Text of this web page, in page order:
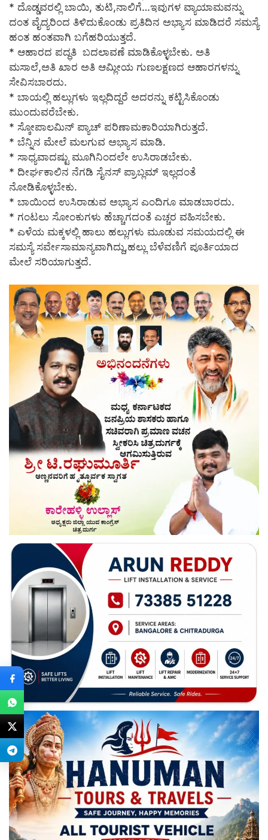
* ದೊಡ್ಡವರಲ್ಲಿ ಬಾಯಿ, ತುಟಿ,ನಾಲಿಗೆ…ಇವುಗಳ ವ್ಯಾಯಾಮವನ್ನು
ದಂತ ವೈದ್ಯರಿಂದ ತಿಳಿದುಕೊಂಡು ಪ್ರತಿದಿನ ಅಭ್ಯಾಸ ಮಾಡಿದರೆ ಸಮಸ್ಯೆ
ಹಂತ ಹಂತವಾಗಿ ಬಗೆಹರಿಯುತ್ತದೆ.
* ಆಹಾರದ ಪದ್ಧತಿ ಬದಲಾವಣೆ ಮಾಡಿಕೊಳ್ಳಬೇಕು. ಅತಿ
ಮಸಾಲೆ,ಅತಿ ಖಾರ ಅತಿ ಆಮ್ಲೀಯ ಗುಣಲಕ್ಷಣದ ಆಹಾರಗಳನ್ನು
ಸೇವಿಸಬಾರದು.
* ಬಾಯಲ್ಲಿ ಹಲ್ಲುಗಳು ಇಲ್ಲದಿದ್ದರೆ ಅದರನ್ನು ಕಟ್ಟಿಸಿಕೊಂಡು
ಮುಂದುವರೆಬೇಕು.
* ಸ್ಕೋಪಾಲಮಿನ್ ಪ್ಯಾಚ್ ಪರಿಣಾಮಕಾರಿಯಾಗಿರುತ್ತದೆ.
* ಬೆನ್ನಿನ ಮೇಲೆ ಮಲಗುವ ಅಭ್ಯಾಸ ಮಾಡಿ.
* ಸಾಧ್ಯವಾದಷ್ಟು ಮೂಗಿನಿಂದಲೇ ಉಸಿರಾಡಬೇಕು.
* ದೀರ್ಘಕಾಲಿನ ನೆಗಡಿ ಸೈನಸ್ ಪ್ರಾಬ್ಲಮ್ ಇಲ್ಲದಂತೆ
ನೋಡಿಕೊಳ್ಳಬೇಕು.
* ಬಾಯಿಂದ ಉಸಿರಾಡುವ ಅಭ್ಯಾಸ ಎಂದಿಗೂ ಮಾಡಬಾರದು.
* ಗಂಟಲು ಸೋಂಕುಗಳು ಹೆಚ್ಚಾಗದಂತೆ ಎಚ್ಚರ ವಹಿಸಬೇಕು.
* ಎಳೆಯ ಮಕ್ಕಳಲ್ಲಿ ಹಾಲು ಹಲ್ಲುಗಳು ಮೂಡುವ ಸಮಯದಲ್ಲಿ ಈ
ಸಮಸ್ಯೆ ಸರ್ವೇಸಾಮಾನ್ಯವಾಗಿದ್ದು,ಹಲ್ಲು ಬೆಳೆವಣಿಗೆ ಪೂರ್ತಿಯಾದ
ಮೇಲೆ ಸರಿಯಾಗುತ್ತದೆ.